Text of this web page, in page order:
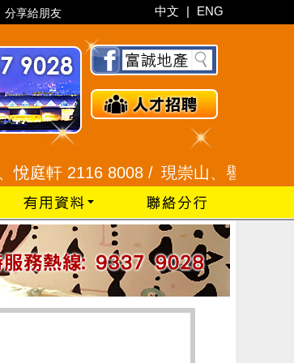
分享給朋友 中文 | ENG
軒 2116 8008 /現崇山、譽港灣 2345